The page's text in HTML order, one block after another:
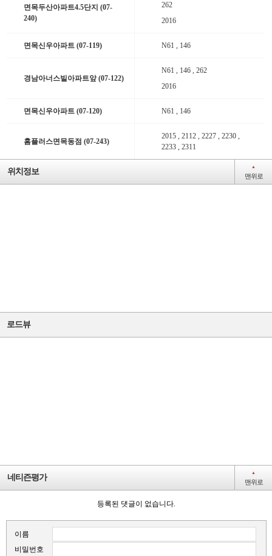
면목두산아파트4.5단지 (07-
240)
262
2016
면목신우아파트 (07-119) N61 , 146
경남아너스빌아파트앞 (07-122)
N61 , 146 , 262
2016
면목신우아파트 (07-120) N61 , 146
홈플러스면목동점 (07-243)
2015 , 2112 , 2227 , 2230 ,
2233 , 2311
위치정보 ▲
맨위로
로드뷰
네티즌평가 ▲
맨위로
등록된 댓글이 없습니다.
이름
비밀번호